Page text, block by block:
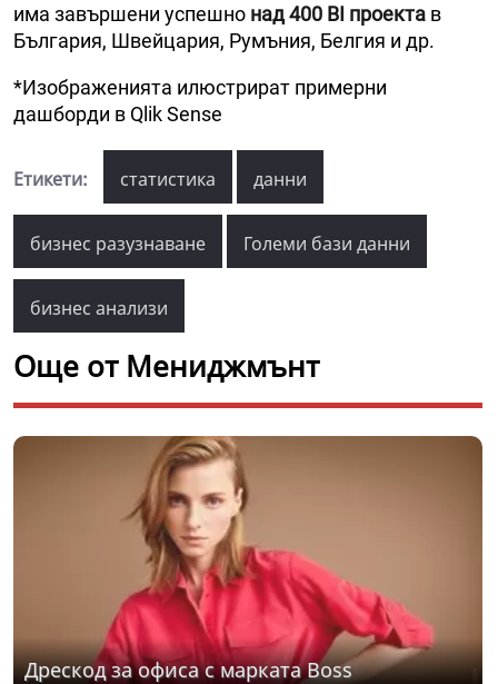
има завършени успешно над 400 BI проекта в
България, Швейцария, Румъния, Белгия и др.
*Изображенията илюстрират примерни
дашборди в Qlik Sense
Етикети: статистика данни
бизнес разузнаване Големи бази данни
бизнес анализи
Още от Мениджмънт
Дрескод за офиса с марката Boss